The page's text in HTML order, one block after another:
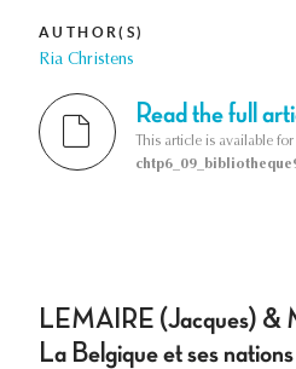
AUTHOR(S)
Ria Christens
Read the full
This article is available
LEMAIRE (Jacques) &
La Belgique et ses